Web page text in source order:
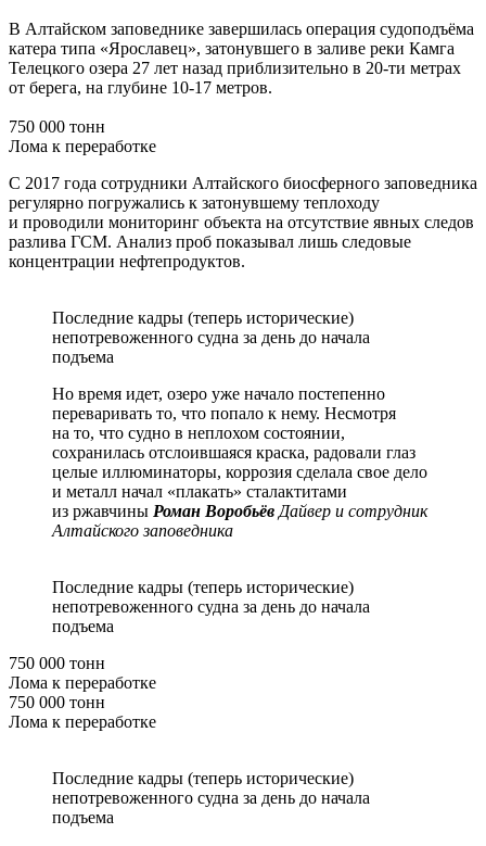
В Алтайском заповеднике завершилась операция судоподъёма
катера типа «Ярославец», затонувшего в заливе реки Камга
Телецкого озера 27 лет назад приблизительно в 20-ти метрах
от берега, на глубине 10-17 метров.
750 000 тонн
Лома к переработке
С 2017 года сотрудники Алтайского биосферного заповедника
регулярно погружались к затонувшему теплоходу
и проводили мониторинг объекта на отсутствие явных следов
разлива ГСМ. Анализ проб показывал лишь следовые
концентрации нефтепродуктов.
Последние кадры (теперь исторические)
непотревоженного судна за день до начала
подъема
Но время идет, озеро уже начало постепенно
переваривать то, что попало к нему. Несмотря
на то, что судно в неплохом состоянии,
сохранилась отслоившаяся краска, радовали глаз
целые иллюминаторы, коррозия сделала свое дело
и металл начал «плакать» сталактитами
из ржавчины Роман Воробьёв Дайвер и сотрудник
Алтайского заповедника
Последние кадры (теперь исторические)
непотревоженного судна за день до начала
подъема
750 000 тонн
Лома к переработке
750 000 тонн
Лома к переработке
Последние кадры (теперь исторические)
непотревоженного судна за день до начала
подъема